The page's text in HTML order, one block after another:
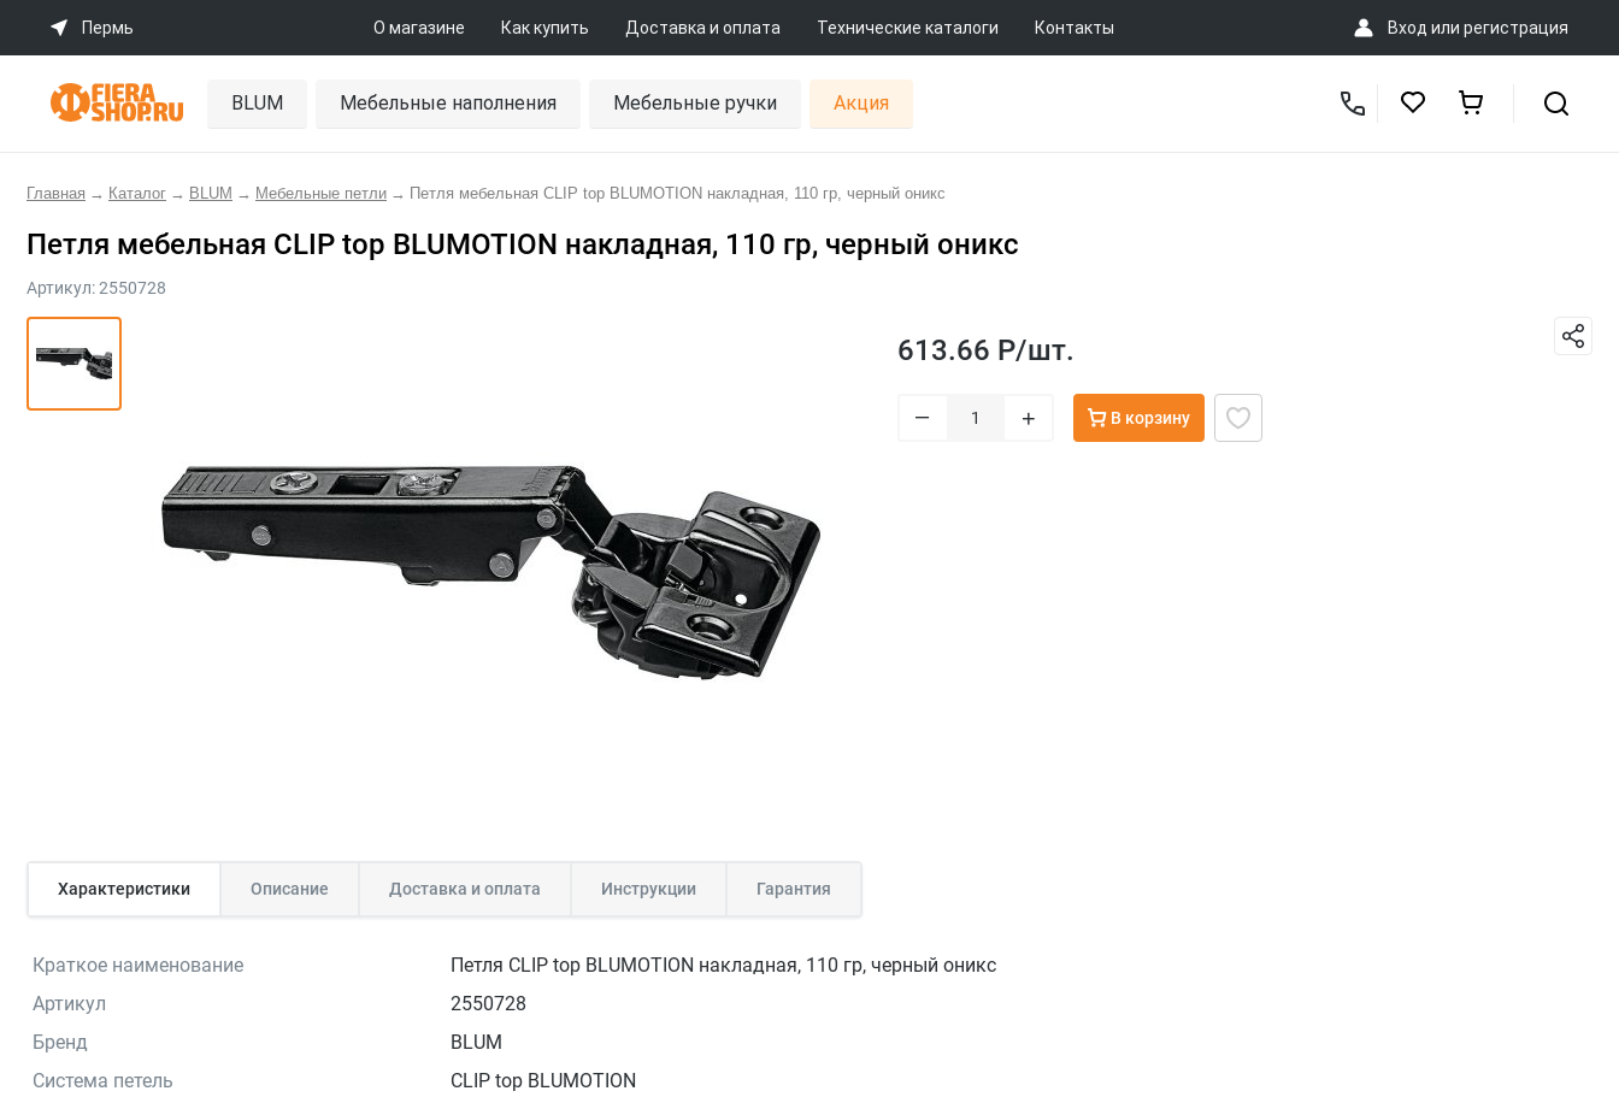
Пермь О магазине Как купить Доставка и оплата Технические каталоги Контакты Вход или регистрация
BLUM Мебельные наполнения Мебельные ручки Акция
Главная → Каталог → BLUM → Мебельные петли → Петля мебельная CLIP top BLUMOTION накладная, 110 гр, черный оникс
Петля мебельная CLIP top BLUMOTION накладная, 110 гр, черный оникс
Артикул:2550728
613.66 Р/шт.
– + В корзину
Характеристики Описание Доставка и оплата Инструкции Гарантия
Краткое наименование
Петля CLIP top BLUMOTION накладная, 110 гр, черный оникс
Артикул
2550728
Бренд
BLUM
Система петель
CLIP top BLUMOTION